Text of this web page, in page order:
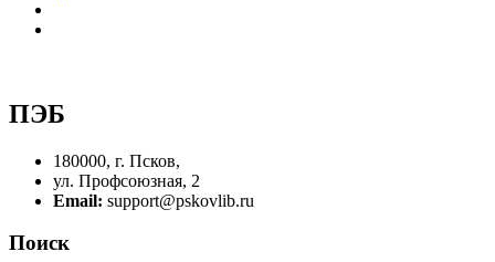
ПЭБ
180000, г. Псков,
ул. Профсоюзная, 2
Email: support@pskovlib.ru
Поиск